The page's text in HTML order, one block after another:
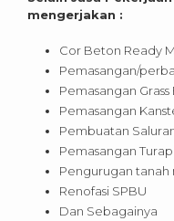
mengerjakan :
Cor Beton Ready
Pemasangan/
Pemasangan
Pemasangan
Pembuatan
Pemasangan
Pengurugan
Renofasi SPBU
Dan Sebagainya